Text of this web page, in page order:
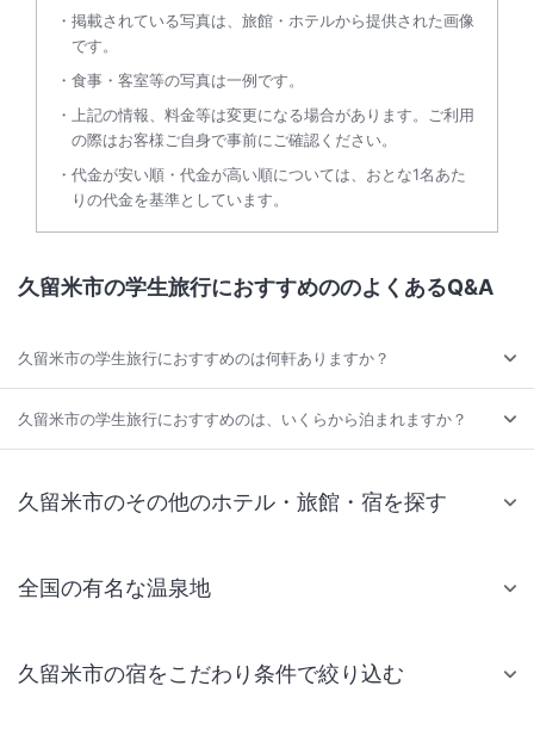
掲載されている写真は、旅館・ホテルから提供された画像
です。
食事・客室等の写真は一例です。
上記の情報、料金等は変更になる場合があります。ご利用
の際はお客様ご自身で事前にご確認ください。
代金が安い順・代金が高い順については、おとな1名あた
りの代金を基準としています。
久留米市の学生旅行におすすめののよくあるQ&A
久留米市の学生旅行におすすめのは何軒ありますか？
久留米市の学生旅行におすすめのは、いくらから泊まれますか？
久留米市のその他のホテル・旅館・宿を探す
全国の有名な温泉地
久留米市の宿をこだわり条件で絞り込む